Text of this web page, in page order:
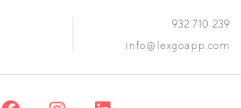
932 710 239
info@lexgoapp.com